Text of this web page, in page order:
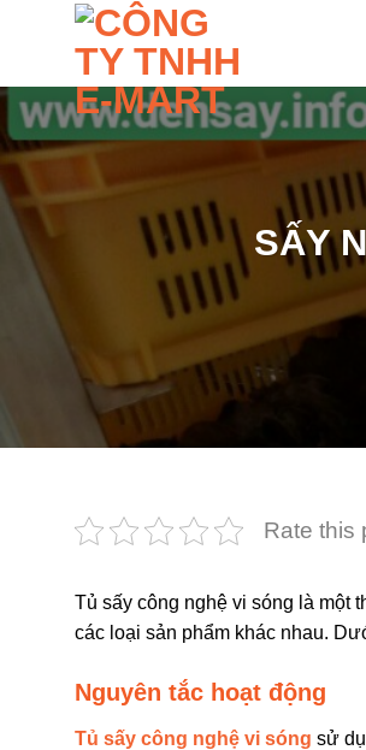
SẤY
Rate this
Tủ sấy công nghệ vi sóng là một
các loại sản phẩm khác nhau.
Nguyên tắc hoạt động
Tủ sấy công nghệ vi sóng sử